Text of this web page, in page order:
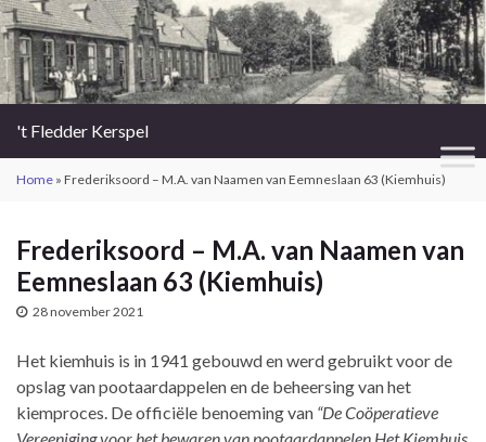
't Fledder Kerspel
Home » Frederiksoord – M.A. van Naamen van Eemneslaan 63 (Kiemhuis)
Frederiksoord – M.A. van Naamen van
Eemneslaan 63 (Kiemhuis)
28 november 2021
Het kiemhuis is in 1941 gebouwd en werd gebruikt voor de
opslag van pootaardappelen en de beheersing van het
kiemproces. De officiële benoeming van “De Coöperatieve
Vereeniging voor het bewaren van pootaardappelen Het Kiemhuis